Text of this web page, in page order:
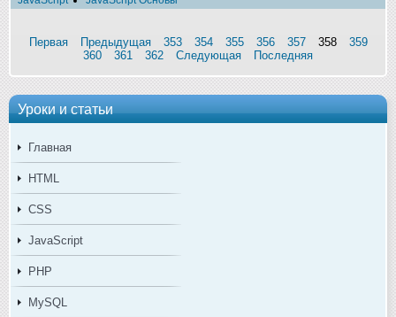
Уроки и статьи
Главная
HTML
CSS
JavaScript
PHP
MySQL
Первая Предыдущая 353 354 355 356 357 358
359
360
361 362 Следующая Последняя